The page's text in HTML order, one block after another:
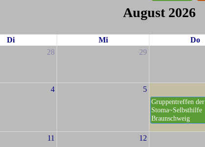
August 2026
Di Mi Do
28 29
4 5
Gruppentreffen der
Stoma~Selbsthilfe
Braunschweig
11 12